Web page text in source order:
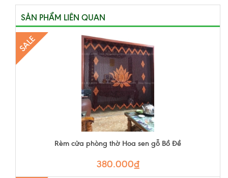
SẢN PHẨM LIÊN QUAN
SALE
Rèm cửa phòng thờ Hoa sen gỗ Bồ Đề
380.000₫